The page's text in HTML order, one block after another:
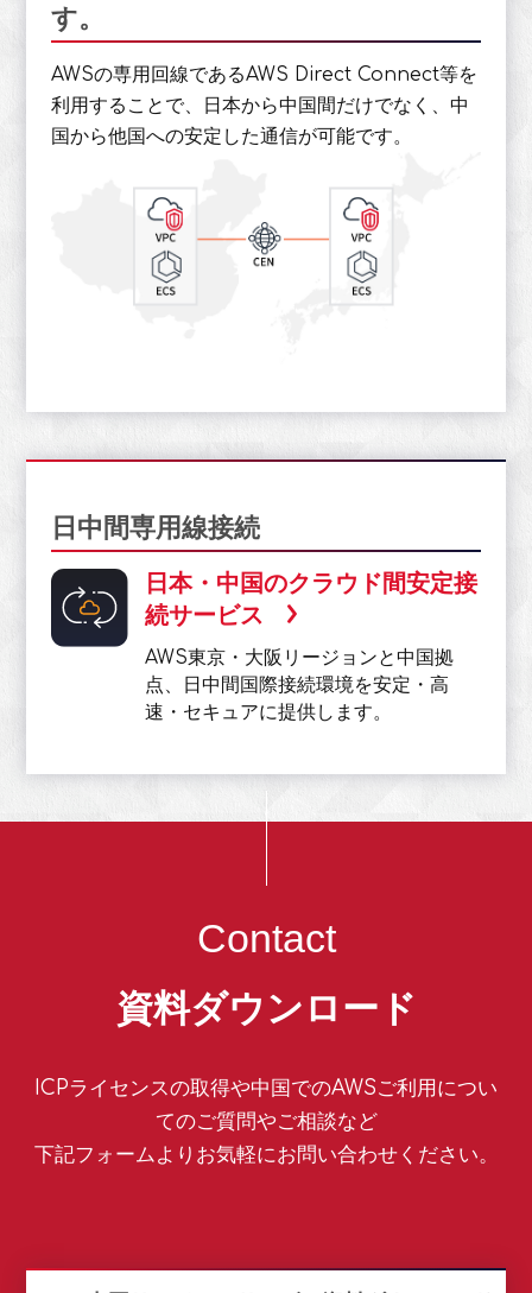
す。
AWSの専用回線であるAWS Direct Connect等を
利用することで、日本から中国間だけでなく、中
国から他国への安定した通信が可能です。
日中間専用線接続
日本・中国のクラウド間安定接
続サービス
AWS東京・大阪リージョンと中国拠
点、日中間国際接続環境を安定・高
速・セキュアに提供します。
Contact
資料ダウンロード
ICPライセンスの取得や中国でのAWSご利用につい
てのご質問やご相談など
下記フォームよりお気軽にお問い合わせください。